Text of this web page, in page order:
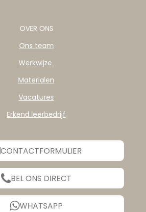
OVER ONS
Ons team
Werkwijze
Materialen
Vacatures
Erkend leerbedrijf
CONTACTFORMULIER
BEL ONS DIRECT
WHATSAPP